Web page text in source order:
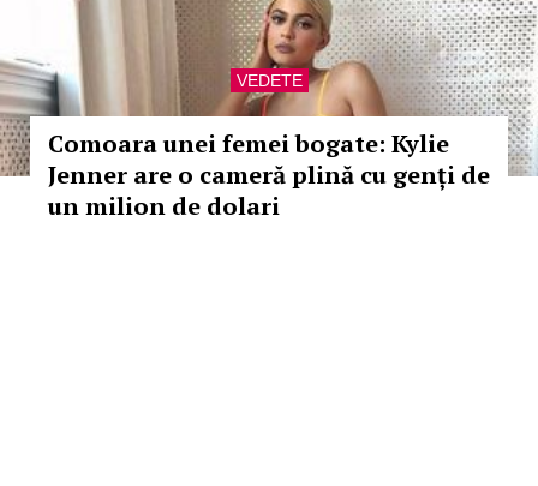
VEDETE
Comoara unei femei bogate: Kylie
Jenner are o cameră plină cu genți de
un milion de dolari